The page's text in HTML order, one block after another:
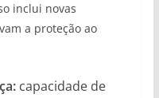
inclui novas
a proteção ao
capacidade de